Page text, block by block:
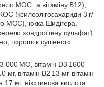
МОС та вітаміну B12),
(ксилоолігосахариди 3 г/
МОС), юкка Шидігера,
хондроїтину сульфат)
порошок сушеного
000 МО, вітамін D3 1600
мг, вітамін В2 13 мг, вітамін
17 мг, нікотинова кислота